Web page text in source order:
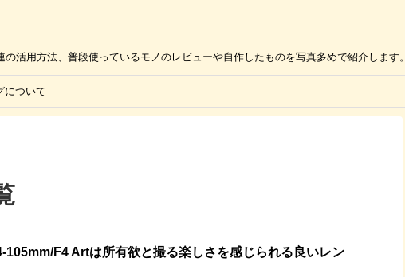
活用方法、普段使っているモノのレビューや自作したものを写真多めで紹介します。
について
105mm/F4 Artは所有欲と撮る楽しさを感じられる良いレン